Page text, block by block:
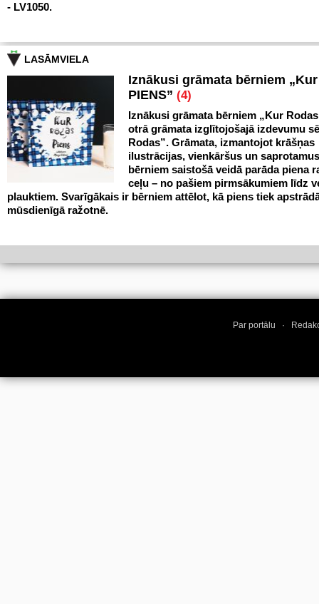
- LV1050.
LASĀMVIELA
Iznākusi grāmata bērniem
PIENS” (4)
Iznākusi grāmata bērniem „Kur
otrā grāmata izglītojošajā izdevumu
Rodas”. Grāmata, izmantojot krāšņas
ilustrācijas, vienkāršus un
bērniem saistošā veidā parāda piena
ceļu – no pašiem pirmsākumiem līdz
plauktiem. Svarīgākais ir bērniem attēlot, kā piens tiek
mūsdienīgā ražotnē.
Par portālu ·